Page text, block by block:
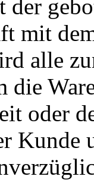
der
mit
alle
die
oder